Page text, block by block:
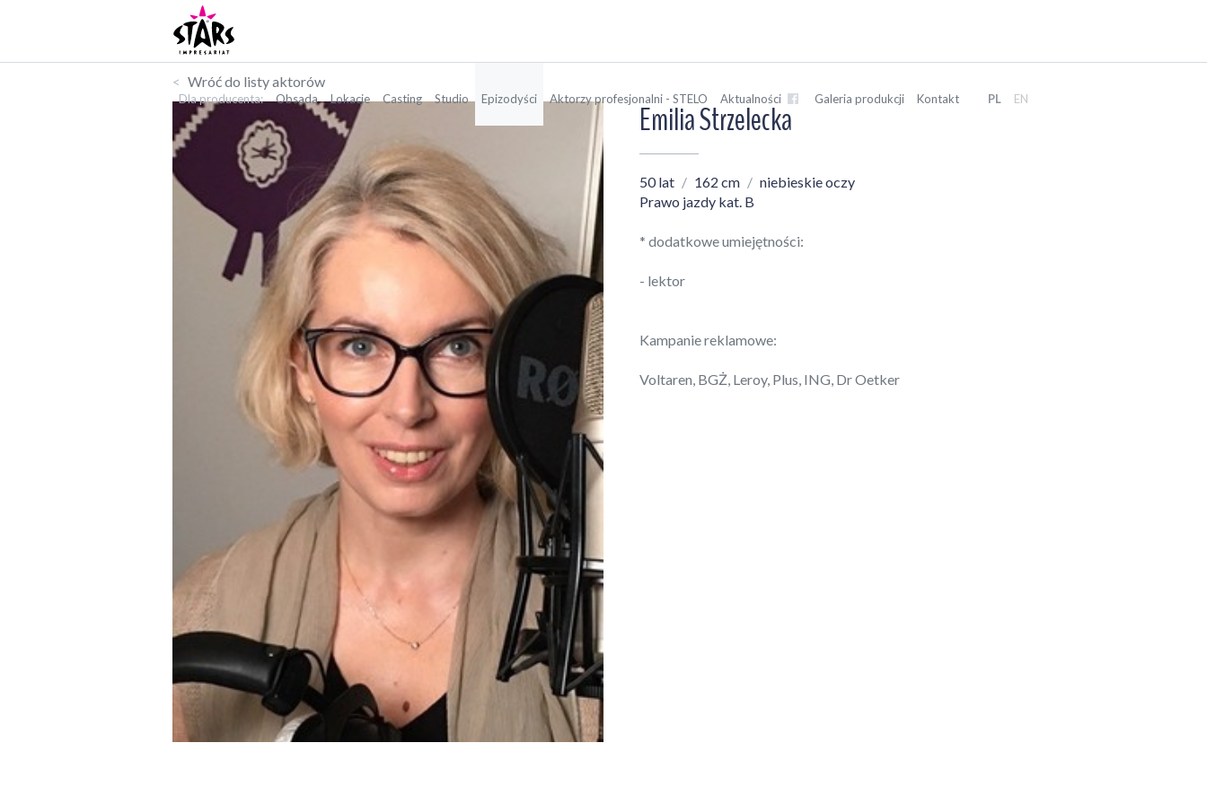
Dla producenta Obsada Lokacje Casting Studio Epizodyści Aktorzy profesjonalni - STELO Aktualności Galeria produkcji Kontakt PL EN
Wróć do listy aktorów
Emilia Strzelecka
50 lat 162 cm
niebieskie oczy
Prawo jazdy kat. B
* dodatkowe umiejętności:
- lektor
Kampanie reklamowe:
Voltaren, BGŻ, Leroy, Plus, ING, Dr Oetker